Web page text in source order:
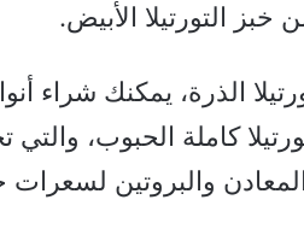
خبز التورتيلا الأبيض.
الذرة، يمكنك شراء
كاملة الحبوب،
والبروتين لسعرات